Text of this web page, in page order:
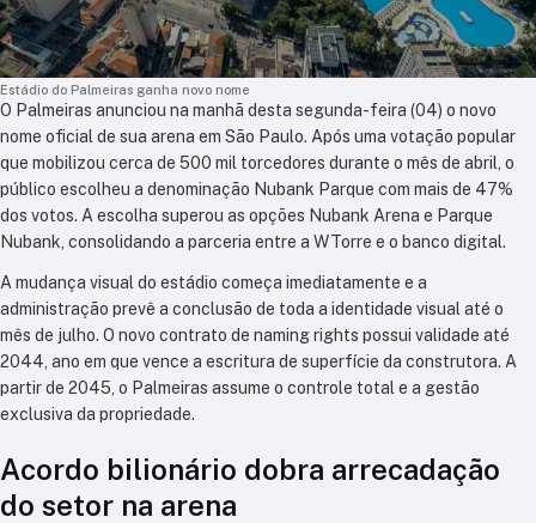
Estádio do Palmeiras ganha novo nome
O Palmeiras anunciou na manhã desta segunda-feira (04) o novo
nome oficial de sua arena em São Paulo. Após uma votação popular
que mobilizou cerca de 500 mil torcedores durante o mês de abril, o
público escolheu a denominação Nubank Parque com mais de 47%
dos votos. A escolha superou as opções Nubank Arena e Parque
Nubank, consolidando a parceria entre a WTorre e o banco digital.
A mudança visual do estádio começa imediatamente e a
administração prevê a conclusão de toda a identidade visual até o
mês de julho. O novo contrato de naming rights possui validade até
2044, ano em que vence a escritura de superfície da construtora. A
partir de 2045, o Palmeiras assume o controle total e a gestão
exclusiva da propriedade.
Acordo bilionário dobra arrecadação
do setor na arena